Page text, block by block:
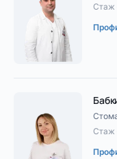
Стаж
Стаж